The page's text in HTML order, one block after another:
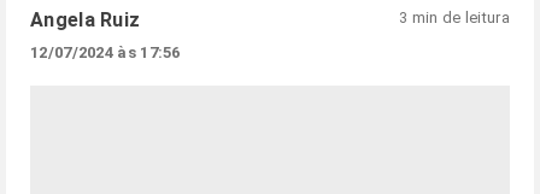
Angela Ruiz
12/07/2024 às 17:56
3 min de leitura